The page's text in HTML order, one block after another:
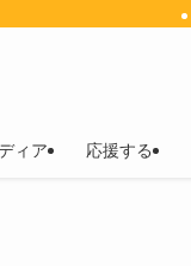
ィア 応援する